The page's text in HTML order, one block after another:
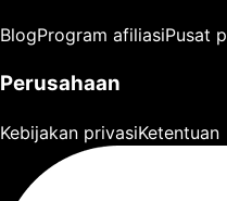
BlogProgram afiliasiPusat
Perusahaan
Kebijakan privasiKetentuan